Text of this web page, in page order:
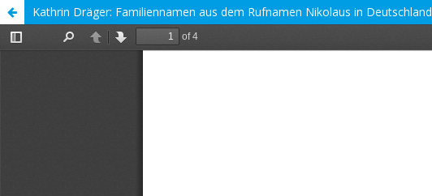
Kathrin Dräger: Familiennamen aus dem Rufnamen Nikolaus in Deutschland